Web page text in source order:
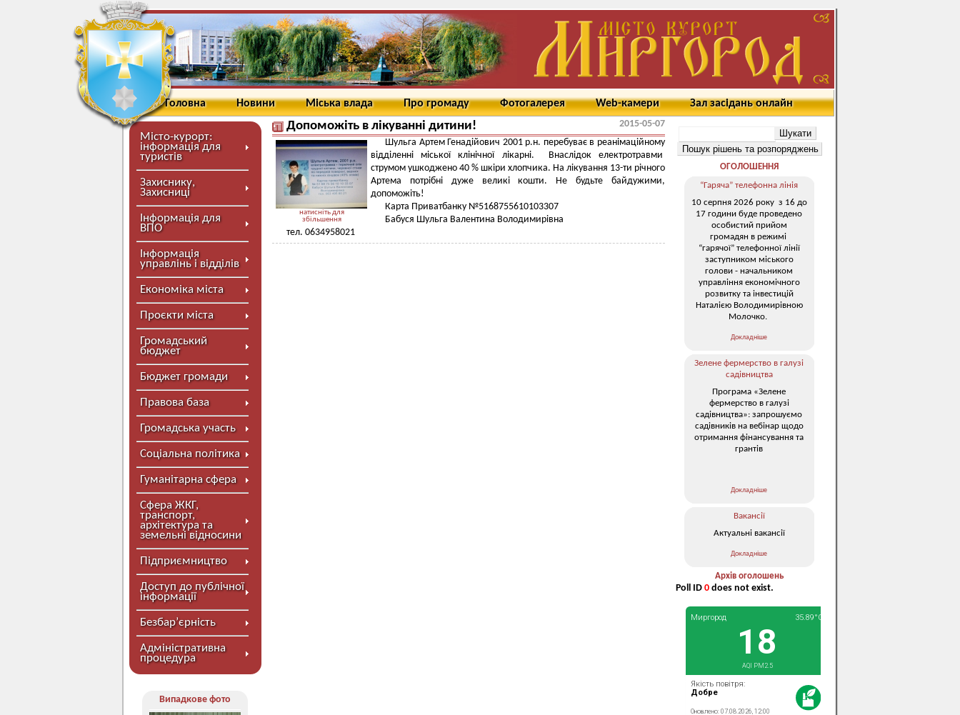
Головна Новини Міська влада Про громаду Фотогалерея Web-камери Зал засідань онлайн
Місто-курорт:
інформація для
туристів
Захиснику,
Захисниці
Інформація для
ВПО
Інформація
управлінь і відділів
Економіка міста
Проєкти міста
Громадський
бюджет
Бюджет громади
Правова база
Громадська участь
Соціальна політика
Гуманітарна сфера
Сфера ЖКГ,
транспорт,
архітектура та
земельні відносини
Підприємництво
Доступ до публічної
інформації
Безбар’єрність
Адміністративна
процедура
Випадкове фото
Допоможіть в лікуванні дитини! 2015-05-07
натисніть для
збільшення
Шульга Артем Генадійович 2001 р.н. перебуває в реанімаційному
відділенні міської клінічної лікарні. Внаслідок електротравми
струмом ушкоджено 40 % шкіри хлопчика. На лікування 13-ти річного
Артема потрібні дуже великі кошти. Не будьте байдужими,
допоможіть!
Карта Приватбанку №5168755610103307
Бабуся Шульга Валентина Володимирівна
тел. 0634958021
ОГОЛОШЕННЯ
“Гаряча” телефонна лінія
10 серпня 2026 року з 16 до
17 години буде проведено
особистий прийом
громадян в режимі
“гарячої” телефонної лінії
заступником міського
голови - начальником
управління економічного
розвитку та інвестицій
Наталією Володимирівною
Молочко.
Докладніше
Зелене фермерство в галузі
садівництва
Програма «Зелене
фермерство в галузі
садівництва»: запрошуємо
садівників на вебінар щодо
отримання фінансування та
грантів
Докладніше
Вакансії
Актуальні вакансії
Докладніше
Архів оголошень
Poll ID 0 does not exist.